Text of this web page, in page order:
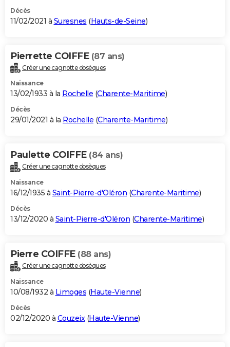
Décès
11/02/2021 à Suresnes (Hauts-de-Seine)
Pierrette COIFFE (87 ans)
Créer une cagnotte obsèques
Naissance
13/02/1933 à la Rochelle (Charente-Maritime)
Décès
29/01/2021 à la Rochelle (Charente-Maritime)
Paulette COIFFE (84 ans)
Créer une cagnotte obsèques
Naissance
16/12/1935 à Saint-Pierre-d'Oléron (Charente-Maritime)
Décès
13/12/2020 à Saint-Pierre-d'Oléron (Charente-Maritime)
Pierre COIFFE (88 ans)
Créer une cagnotte obsèques
Naissance
10/08/1932 à Limoges (Haute-Vienne)
Décès
02/12/2020 à Couzeix(Haute-Vienne)